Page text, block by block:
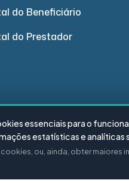
do Beneficiário
do Prestador
essenciais para o
estatísticas e analíticas
ou, ainda, obter maiores